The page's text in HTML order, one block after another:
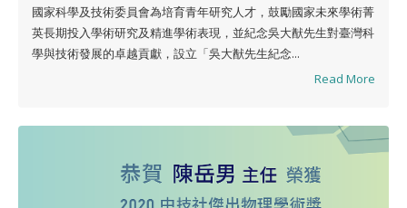
國家科學及技術委員會為培育青年研究人才，鼓勵國家未來學術菁
英長期投入學術研究及精進學術表現，並紀念吳大猷先生對臺灣科
學與技術發展的卓越貢獻，設立「吳大猷先生紀念...
Read More